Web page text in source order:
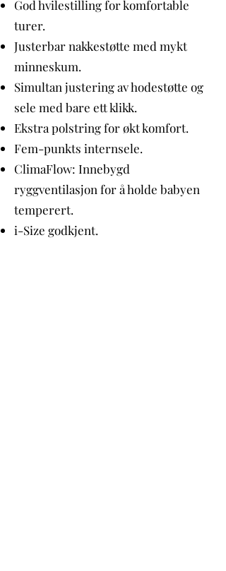
God hvilestilling for komfortable
turer.
Justerbar nakkestøtte med mykt
minneskum.
Simultan justering av hodestøtte og
sele med bare ett klikk.
Ekstra polstring for økt komfort.
Fem-punkts internsele.
ClimaFlow: Innebygd
ryggventilasjon for å holde babyen
temperert.
i-Size godkjent.